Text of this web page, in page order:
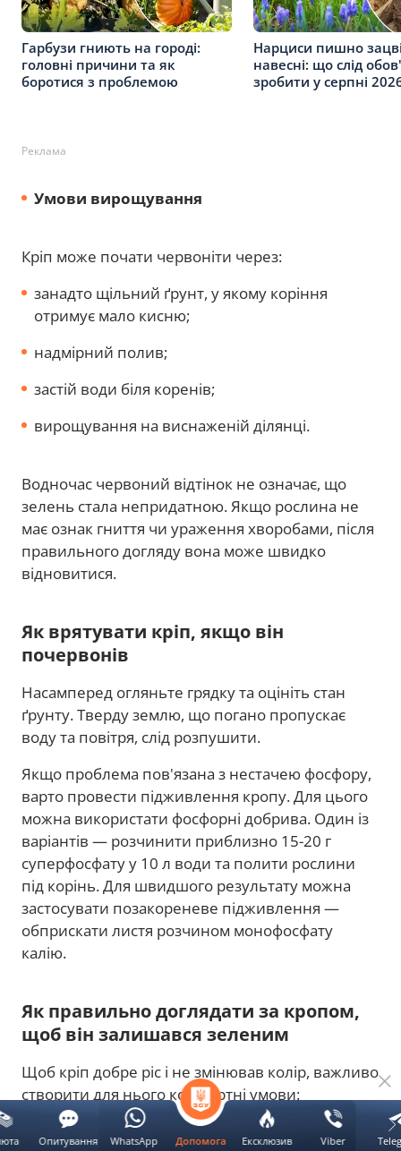
Гарбузи гниють на городі:
головні причини та як
боротися з проблемою
Нарциси пишно
навесні: що слід
зробити у серпні
Реклама
Умови вирощування
Кріп може почати червоніти через:
занадто щільний ґрунт, у якому коріння
отримує мало кисню;
надмірний полив;
застій води біля коренів;
вирощування на виснаженій ділянці.
Водночас червоний відтінок не означає, що
зелень стала непридатною. Якщо рослина не
має ознак гниття чи ураження хворобами, після
правильного догляду вона може швидко
відновитися.
Як врятувати кріп, якщо він
почервонів
Насамперед огляньте грядку та оцініть стан
ґрунту. Тверду землю, що погано пропускає
воду та повітря, слід розпушити.
Якщо проблема пов'язана з нестачею фосфору,
варто провести підживлення кропу. Для цього
можна використати фосфорні добрива. Один із
варіантів — розчинити приблизно 15-20 г
суперфосфату у 10 л води та полити рослини
під корінь. Для швидшого результату можна
застосувати позакореневе підживлення —
обприскати листя розчином монофосфату
калію.
Як правильно доглядати за кропом,
щоб він залишався зеленим
Щоб кріп добре ріс і не змінював колір, важливо
створити для нього комфортні умови:
Поливайте грядку регулярно, але не
Допомога Ексклюзив Viber
Опитування WhatsApp